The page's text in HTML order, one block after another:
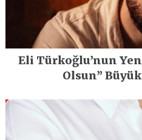
Eli Türkoğlu’nun
Olsun”